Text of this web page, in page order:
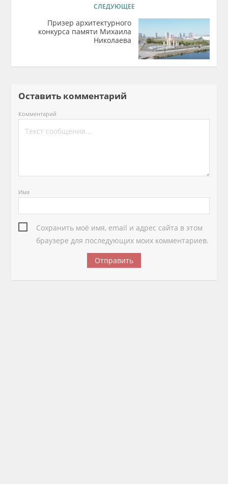
СЛЕДУЮЩЕЕ
Призер архитектурного
конкурса памяти Михаила
Николаева
Оставить комментарий
Комментарий
Имя
Сохранить моё имя, email и адрес сайта в этом
браузере для последующих моих комментариев.